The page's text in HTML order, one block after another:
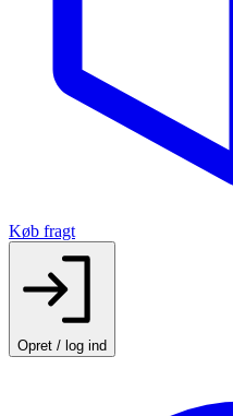
Køb fragt
Opret / log ind